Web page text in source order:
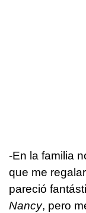
-En la familia
que me
pareció
Nancy, pero